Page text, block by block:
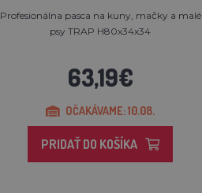
Profesionálna pasca na kuny, mačky a malé
psy TRAP H80x34x34
63,19€
OČAKÁVAME: 10.08.
PRIDAŤ DO KOŠÍKA